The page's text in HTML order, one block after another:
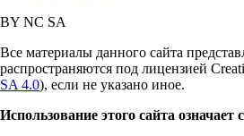
BY NC SA
Все материалы данного сайта
распространяются под лицензией
SA 4.0), если не указано иное.
Использование этого сайта означает